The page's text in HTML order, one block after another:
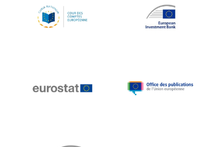
Johnny Åkerholm
Katharien L.C. Hunt
Klaus-Heiner Lehne